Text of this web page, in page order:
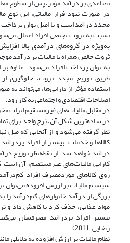
تصاعدی بر درآمد مؤثر، پس از سطوح
در صورت نبود فرار مالیاتی، این نوع
مجدد درآمد است و با اصل توان پرداخت
نسبت به ثروت تجمعی افراد اعمال
به‌ویژه در گروه‌های درآمدی بالا
ثروت خالص همراه با مالیات بر درآمد
به توان پرداخت افراد می‌شود. علاوه
طریق توزیع مجدد ثروت، جلوگیری
استفاده مؤثر از دارایی‌ها، می‌تواند به
اصلاحات اقتصادی و اجتماعی به کار رود.
در مقابل مالیات‌های غیرمستقیم اثرات
در ساده‌ترین شکل آن، نرخ واحد برای
نظر گرفته می‌شود و از آنجایی که میل
کالاها و خدمات، بیشتر از افراد
درآمد خواهد شد. از نقطه‌نظر توزیع
کارایی مالیات‌های غیرمستقیم، آن
روی کالاهای موردمصرف افراد
سیستم مالیات بر ارزش افزوده می‌توان
بزرگی از درآمد خانوارهای کم‌درآمد
مواد غذایی، حذف کرد یا کاهش داد و
بیشتر افراد پردرآمد مصرفشان
رضایی، 2011).
نظام مالیات بر ارزش افزوده به دلایلی